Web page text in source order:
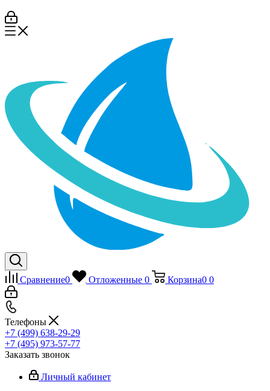
Сравнение0 Отложенные 0 Корзина0 0
Телефоны
+7 (499) 638-29-29
+7 (495) 973-57-77
Заказать звонок
Личный кабинет